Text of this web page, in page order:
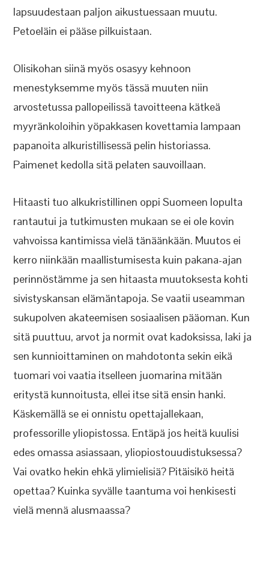
lapsuudestaan paljon aikustuessaan muutu.
Petoeläin ei pääse pilkuistaan.
Olisikohan siinä myös osasyy kehnoon
menestyksemme myös tässä muuten niin
arvostetussa pallopeilissä tavoitteena kätkeä
myyränkoloihin yöpakkasen kovettamia lampaan
papanoita alkuristillisessä pelin historiassa.
Paimenet kedolla sitä pelaten sauvoillaan.
Hitaasti tuo alkukristillinen oppi Suomeen lopulta
rantautui ja tutkimusten mukaan se ei ole kovin
vahvoissa kantimissa vielä tänäänkään. Muutos ei
kerro niinkään maallistumisesta kuin pakana-ajan
perinnöstämme ja sen hitaasta muutoksesta kohti
sivistyskansan elämäntapoja. Se vaatii useamman
sukupolven akateemisen sosiaalisen pääoman. Kun
sitä puuttuu, arvot ja normit ovat kadoksissa, laki ja
sen kunnioittaminen on mahdotonta sekin eikä
tuomari voi vaatia itselleen juomarina mitään
eritystä kunnoitusta, ellei itse sitä ensin hanki.
Käskemällä se ei onnistu opettajallekaan,
professorille yliopistossa. Entäpä jos heitä kuulisi
edes omassa asiassaan, yliopiostouudistuksessa?
Vai ovatko hekin ehkä ylimielisiä? Pitäisikö heitä
opettaa? Kuinka syvälle taantuma voi henkisesti
vielä mennä alusmaassa?